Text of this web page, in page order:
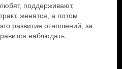
поддерживают,
женятся, а потом
развитие отношений, за
наблюдать...